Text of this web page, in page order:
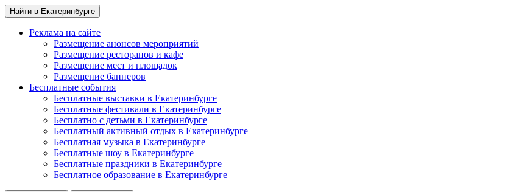
Найти в Екатеринбурге
Реклама на сайте
Размещение анонсов мероприятий
Размещение ресторанов и кафе
Размещение мест и площадок
Размещение баннеров
Бесплатные события
Бесплатные выставки в Екатеринбурге
Бесплатные фестивали в Екатеринбурге
Бесплатно с детьми в Екатеринбурге
Бесплатный активный отдых в Екатеринбурге
Бесплатная музыка в Екатеринбурге
Бесплатные шоу в Екатеринбурге
Бесплатные праздники в Екатеринбурге
Бесплатное образование в Екатеринбурге